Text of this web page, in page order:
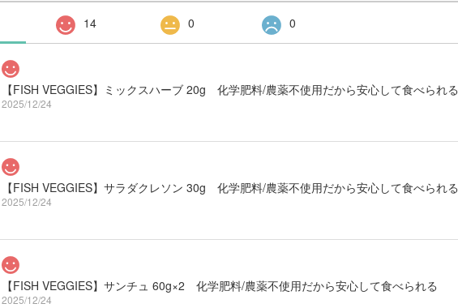
14 0 0
【FISH VEGGIES】ミックスハーブ 20g 化学肥料/農薬不使用だから安心して食べられる
2025/12/24
【FISH VEGGIES】サラダクレソン 30g 化学肥料/農薬不使用だから安心して食べられる
2025/12/24
【FISH VEGGIES】サンチュ 60g×2 化学肥料/農薬不使用だから安心して食べられる
2025/12/24